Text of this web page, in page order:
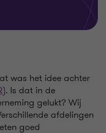
was het idee achter
. Is dat in de
gelukt? Wij
afdelingen
goed